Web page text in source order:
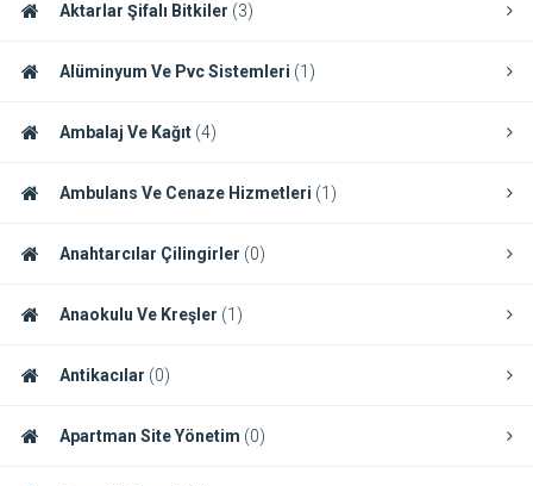
Aktarlar Şifalı Bitkiler (3)
Alüminyum Ve Pvc Sistemleri (1)
Ambalaj Ve Kağıt (4)
Ambulans Ve Cenaze Hizmetleri (1)
Anahtarcılar Çilingirler (0)
Anaokulu Ve Kreşler (1)
Antikacılar (0)
Apartman Site Yönetim (0)